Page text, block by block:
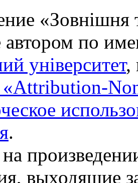
«Зовнішня
автором по
університет,
«Attribution-
.
выходящие